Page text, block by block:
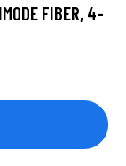
FIBER, 4-